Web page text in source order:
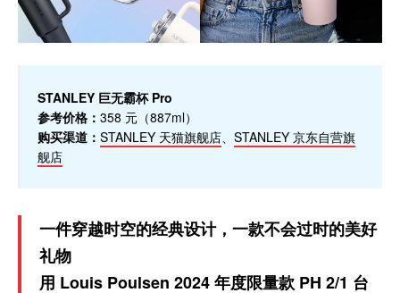
STANLEY 巨无霸杯 Pro
参考价格： 358 元（887ml）
购买渠道： STANLEY 天猫旗舰店
STANLEY 京东自营旗
舰店
一件穿越时空的经典设计，一款不会过时的美好
礼物
用 Louis Poulsen 2024 年度限量款 PH 2/1 台